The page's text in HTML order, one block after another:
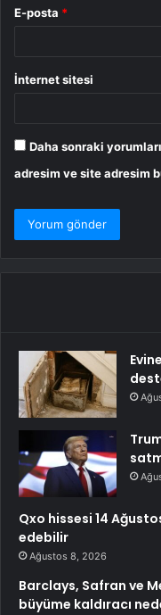
E-posta *
İnternet sitesi
Daha sonraki
adresim ve site adresim
Qxo hissesi 14
edebilir
Ağustos 8, 2026
Barclays, Safran ve
büyüme kaldıracı